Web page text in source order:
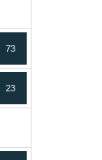
133
73
23